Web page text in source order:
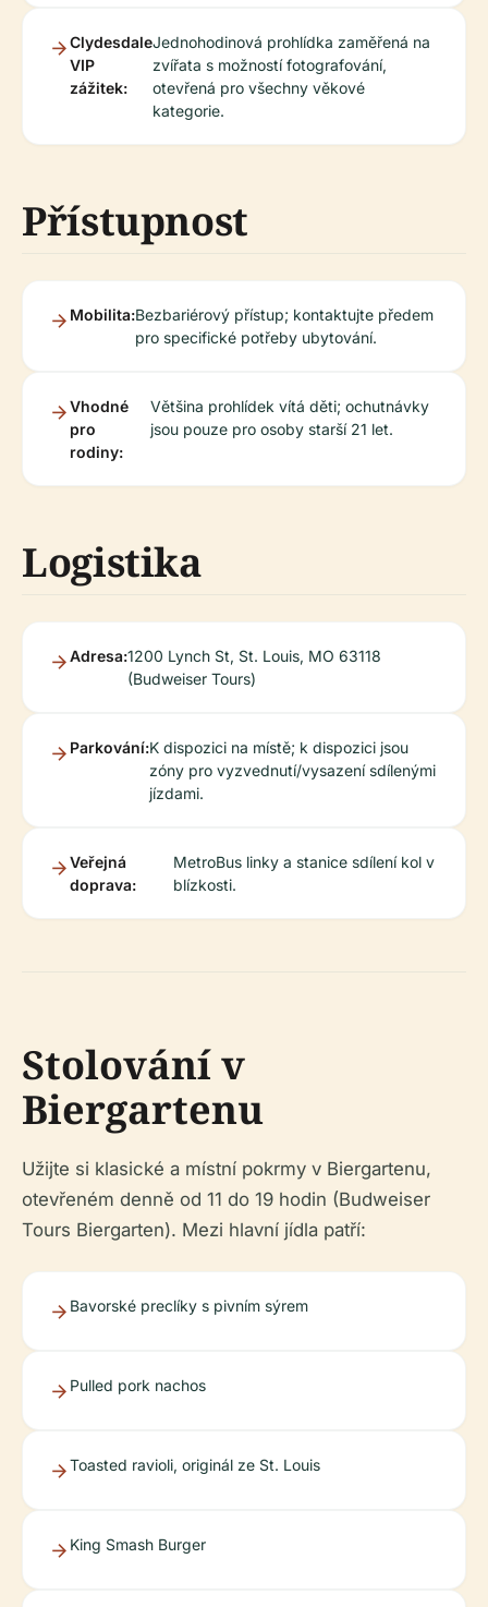
Clydesdale
VIP
zážitek:
Jednohodinová prohlídka zaměřená na
zvířata s možností fotografování,
otevřená pro všechny věkové
kategorie.
Přístupnost
Mobilita:Bezbariérový přístup; kontaktujte předem
pro specifické potřeby ubytování.
Vhodné
pro
rodiny:
Většina prohlídek vítá děti; ochutnávky
jsou pouze pro osoby starší 21 let.
Logistika
Adresa:1200 Lynch St, St. Louis, MO 63118
(Budweiser Tours)
Parkování:K dispozici na místě; k dispozici jsou
zóny pro vyzvednutí/vysazení sdílenými
jízdami.
Veřejná
doprava:
MetroBus linky a stanice sdílení kol v
blízkosti.
Stolování v
Biergartenu
Užijte si klasické a místní pokrmy v Biergartenu,
otevřeném denně od 11 do 19 hodin (Budweiser
Tours Biergarten). Mezi hlavní jídla patří:
Bavorské preclíky s pivním sýrem
Pulled pork nachos
Toasted ravioli, originál ze St. Louis
King Smash Burger